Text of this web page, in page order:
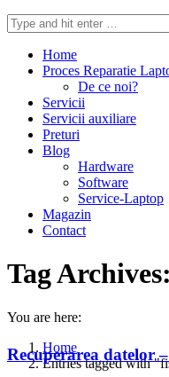
Home
Proces Reparatie
De ce noi?
Servicii
Servicii auxiliare
Preturi
Blog
Hardware
Software
Service-Laptop
Magazin
Contact
Tag Archives:
You are here:
Home
Entries tagged with
Recuperarea datelor